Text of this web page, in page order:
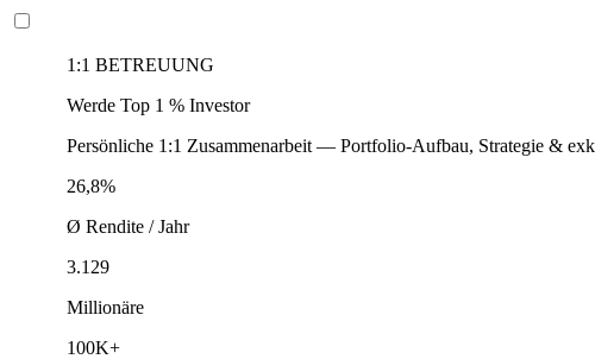
1:1 BETREUUNG
Werde Top 1 % Investor
Persönliche 1:1 Zusammenarbeit — Portfolio-Aufbau, Strategie &
26,8%
Ø Rendite / Jahr
3.129
Millionäre
100K+